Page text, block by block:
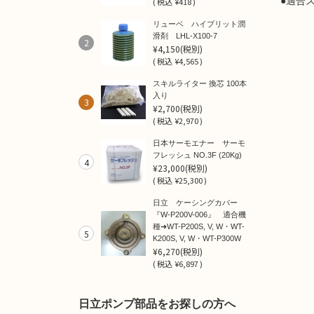
2
リューベ ハイブリット潤
滑剤 LHL-X100-7
¥4,150(税別)
(税込¥4,565 )
3
スキルライター 換芯 100本
入り
¥2,700(税別)
(税込¥2,970 )
4
日本サーモエナー サーモ
フレッシュ NO.3F (20Kg)
¥23,000(税別)
(税込¥25,300 )
5
日立 ケーシングカバー
『W-P200V-006』 適合機
種➜WT-P200S, V, W・WT-
K200S, V, W・WT-P300W
¥6,270(税別)
(税込¥6,897 )
日立ポンプ部品をお探しの方へ